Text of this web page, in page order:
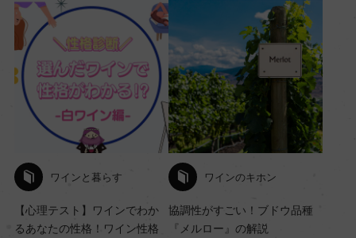
ワインと暮らす
【心理テスト】ワインでわか
るあなたの性格！ワイン性格
ワインのキホン
協調性がすごい！ブドウ品種
『メルロー』の解説